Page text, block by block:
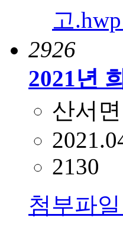
고
2926
2021년
산서면
2130
첨부파일